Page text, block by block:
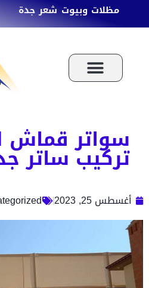
مظلات وبيوت شعر جدة
سواتر قماش
تركيب ساتر جده
أغسطس 25, 2023